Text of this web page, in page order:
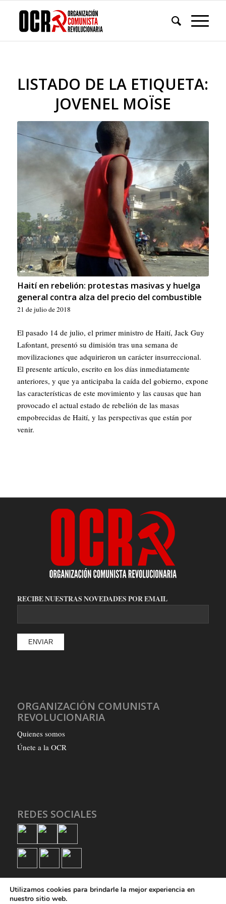
LISTADO DE LA ETIQUETA:
JOVENEL MOÏSE
Haití en rebelión: protestas masivas y huelga
general contra alza del precio del combustible
21 de julio de 2018
El pasado 14 de julio, el primer ministro de Haití, Jack Guy
Lafontant, presentó su dimisión tras una semana de
movilizaciones que adquirieron un carácter insurreccional.
El presente artículo, escrito en los días inmediatamente
anteriores, y que ya anticipaba la caída del gobierno, expone
las características de este movimiento y las causas que han
provocado el actual estado de rebelión de las masas
empobrecidas de Haití, y las perspectivas que están por
venir.
RECIBE NUESTRAS NOVEDADES POR EMAIL
ORGANIZACIÓN COMUNISTA
REVOLUCIONARIA
Quienes somos
Únete a la OCR
REDES SOCIALES
Utilizamos cookies para brindarle la mejor experiencia en
nuestro sitio web.